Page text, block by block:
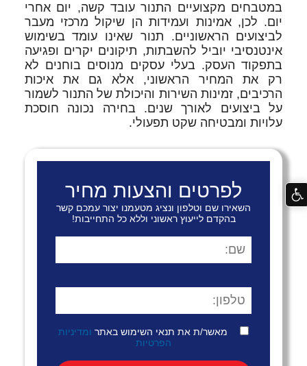
במטבחים מקצועיים התנור עובד קשה, יום אחרי
יום. לכן, אמינות ועמידות הן שיקול מרכזי מעבר
לביצועים הראשוניים. תנור שאינו עומד בשימוש
אינטנסיבי יוביל להשבתות, תיקונים יקרים ופגיעה
בתפקוד העסק. בעלי עסקים מנוסים בוחנים לא
רק את המחיר הראשוני, אלא גם את איכות
הרכיבים, זמינות השירות והיכולת של התנור לשמור
על ביצועים לאורך שנים. בחירה נכונה חוסכת
עלויות ומבטיחה שקט תפעולי.
לפרטים והצעות מחיר
השאירו שם וטלפון ונציג מטעמנו יצור עמכם קשר
בהקדם לייעוץ ראשוני וללא כל התחייבות!
מאשר/ת את תנאי השימוש באתר ומדיניות
הפרטיות